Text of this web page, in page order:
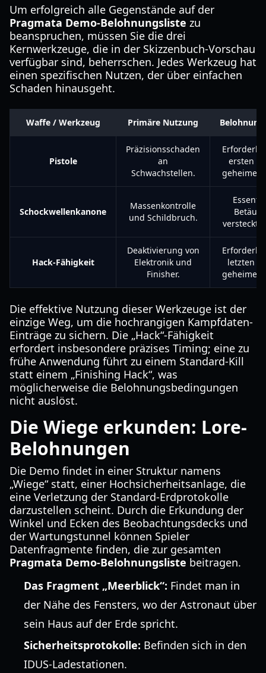
Um erfolgreich alle Gegenstände auf der
Pragmata Demo-Belohnungsliste zu
beanspruchen, müssen Sie die drei
Kernwerkzeuge, die in der Skizzenbuch-Vorschau
verfügbar sind, beherrschen. Jedes Werkzeug hat
einen spezifischen Nutzen, der über einfachen
Schaden hinausgeht.
Waffe / Werkzeug Primäre Nutzung
Pistole
Präzisionsschaden
an
Schwachstellen.
ersten
geheimen
Schockwellenkanone
Massenkontrolle
und Schildbruch.
Hack-Fähigkeit
Deaktivierung von
Elektronik und
Finisher.
letzten
geheimen
Die effektive Nutzung dieser Werkzeuge ist der
einzige Weg, um die hochrangigen Kampfdaten-
Einträge zu sichern. Die „Hack“-Fähigkeit
erfordert insbesondere präzises Timing; eine zu
frühe Anwendung führt zu einem Standard-Kill
statt einem „Finishing Hack“, was
möglicherweise die Belohnungsbedingungen
nicht auslöst.
Die Wiege erkunden: Lore-
Belohnungen
Die Demo findet in einer Struktur namens
„Wiege“ statt, einer Hochsicherheitsanlage, die
eine Verletzung der Standard-Erdprotokolle
darzustellen scheint. Durch die Erkundung der
Winkel und Ecken des Beobachtungsdecks und
der Wartungstunnel können Spieler
Datenfragmente finden, die zur gesamten
Pragmata Demo-Belohnungsliste beitragen.
Das Fragment „Meerblick“: Findet man in
der Nähe des Fensters, wo der Astronaut über
sein Haus auf der Erde spricht.
Sicherheitsprotokolle: Befinden sich in den
IDUS-Ladestationen.